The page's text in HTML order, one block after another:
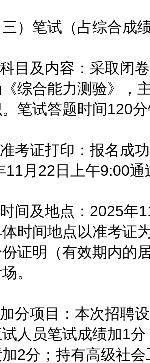
笔试（占综合成
及内容：采取闭卷
综合能力测验》，
笔试答题时间120
证打印：报名成功
11月22日上午9:00
及地点：2025年
时间地点以准考证
证明（有效期内的
。
项目：本次招聘设
人员笔试成绩加1
2分；持有高级社